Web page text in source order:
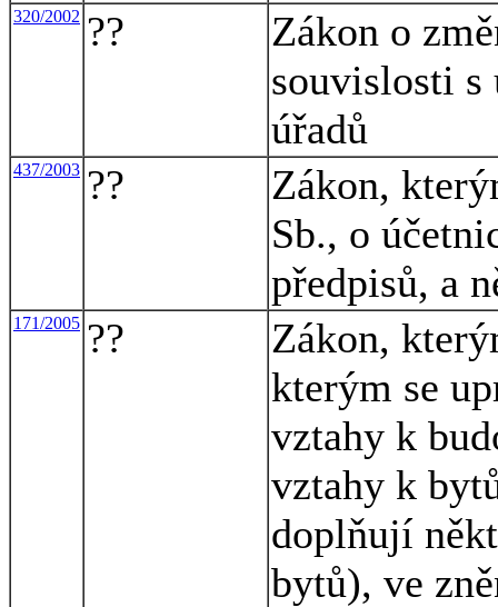
320/2002 ??
Zákon o
souvislosti s
úřadů
437/2003 ??
Zákon,
Sb., o
předpisů, a
171/2005 ??
Zákon,
kterým se
vztahy k
vztahy k
doplňují
bytů), ve